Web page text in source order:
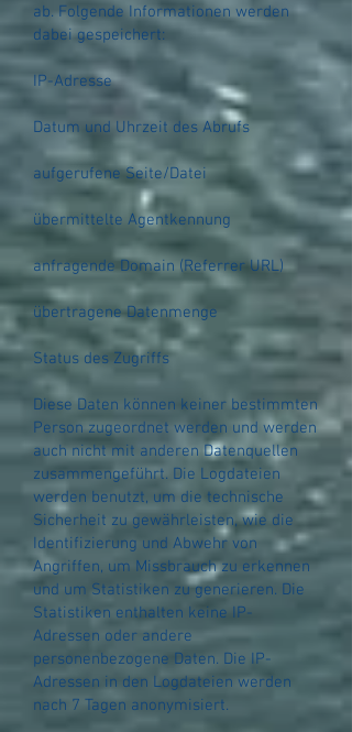
ab. Folgende Informationen werden
dabei gespeichert:
IP-Adresse
Datum und Uhrzeit des Abrufs
aufgerufene Seite/Datei
übermittelte Agentkennung
anfragende Domain (Referrer URL)
übertragene Datenmenge
Status des Zugriffs
Diese Daten können keiner bestimmten
Person zugeordnet werden und werden
auch nicht mit anderen Datenquellen
zusammengeführt. Die Logdateien
werden benutzt, um die technische
Sicherheit zu gewährleisten, wie die
Identifizierung und Abwehr von
Angriffen, um Missbrauch zu erkennen
und um Statistiken zu generieren. Die
Statistiken enthalten keine IP-
Adressen oder andere
personenbezogene Daten. Die IP-
Adressen in den Logdateien werden
nach 7 Tagen anonymisiert.